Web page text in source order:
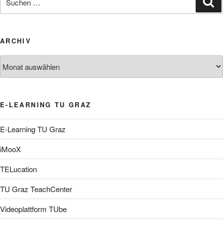
nach:
ARCHIV
E-LEARNING TU GRAZ
E-Learning TU Graz
iMooX
TELucation
TU Graz TeachCenter
Videoplattform TUbe